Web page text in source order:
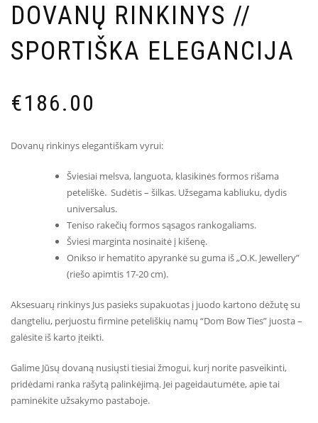
DOVANŲ RINKINYS //
SPORTIŠKA ELEGANCIJA
€186.00
Dovanų rinkinys elegantiškam vyrui:
Šviesiai melsva, languota, klasikinės formos rišama
peteliškė. Sudėtis – šilkas. Užsegama kabliuku, dydis
universalus.
Teniso rakečių formos sąsagos rankogaliams.
Šviesi marginta nosinaitė į kišenę.
Onikso ir hematito apyrankė su guma iš „O.K. Jewellery”
(riešo apimtis 17-20 cm).
Aksesuarų rinkinys Jus pasieks supakuotas į juodo kartono dėžutę su
dangteliu, perjuostu firmine peteliškių namų “Dom Bow Ties” juosta –
galėsite iš karto įteikti.
Galime Jūsų dovaną nusiųsti tiesiai žmogui, kurį norite pasveikinti,
pridėdami ranka rašytą palinkėjimą. Jei pageidautumėte, apie tai
paminėkite užsakymo pastaboje.